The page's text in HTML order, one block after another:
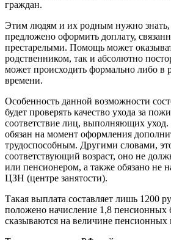
граждан.
Этим людям и их родным нужно знать,
предложено оформить доплату,
престарелыми. Помощь может
родственником, так и абсолютно
может происходить формально либо в
времени.
Особенность данной возможности
будет проверять качество ухода за
соответствие лиц, выполняющих
обязан на момент оформления
трудоспособным. Другими словами,
соответствующий возраст, оно не
или пенсионером, а также обязано не
ЦЗН (центре занятости).
Такая выплата составляет лишь 1200
положено начисление 1,8 пенсионных
сказываются на величине пенсионных